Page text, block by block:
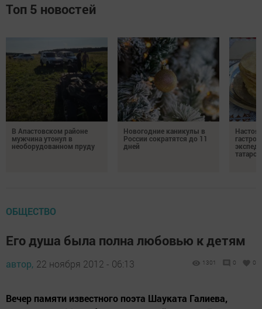
Топ 5 новостей
В Апастовском районе
мужчина утонул в
необорудованном пруду
Новогодние каникулы в
России сократятся до 11
дней
ОБЩЕСТВО
Его душа была полна любовью к детям
автор, 22 ноября 2012 - 06:13 1301 0 0
Вечер памяти известного поэта Шауката Галиева,